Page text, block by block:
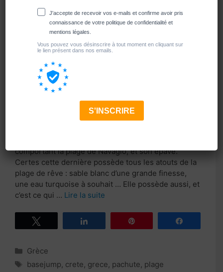
comportant la plage de Navagio, et son épave.
Certes cette dernière possède tous les atouts de la
plage de rêve : sable blanc d’une grande finesse,
une eau turquoise à souhait … Elle possède aussi, et
c’est ce qui … Lire la suite
Catégories
Grèce
Étiquettes
basejump, crete, grece, pachute, plage